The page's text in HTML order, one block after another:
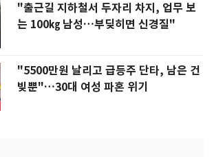
"출근길 지하철서 두자리 차지, 업무 보
는 100㎏ 남성…부딪히면 신경질"
"5500만원 날리고 급등주 단타, 남은 건
빚뿐"…30대 여성 파혼 위기